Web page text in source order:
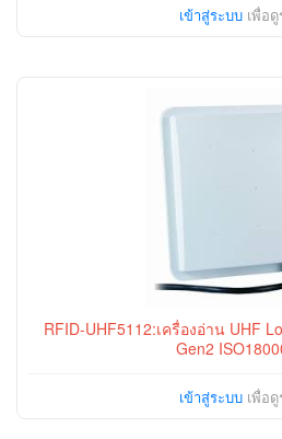
เข้าสู่ระบบเพื่อดู
RFID-UHF5112:เครื่องอ่าน UHF
Gen2
เข้าสู่ระบบเพื่อดู